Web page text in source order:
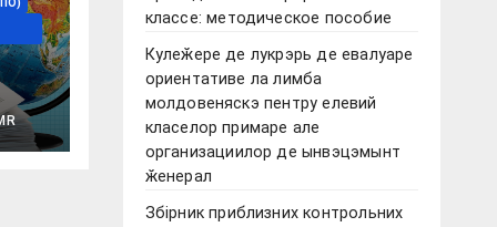
классе: методическое пособие
Кулеӂере де лукрэрь де евалуаре
ориентативе ла лимба
молдовеняскэ пентру елевий
класелор примаре але
организациилор де ынвэцэмынт
ӂенерал
Збірник приблизних контрольних